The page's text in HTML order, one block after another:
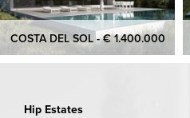
COSTA DEL SOL - € 1.400.000
Hip Estates